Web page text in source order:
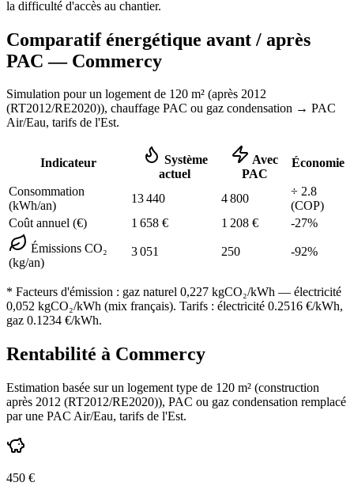
la difficulté d'accès au chantier.
Comparatif énergétique avant / après
PAC — Commercy
Simulation pour un logement de 120 m² (après 2012
(RT2012/RE2020)), chauffage PAC ou gaz condensation → PAC
Air/Eau, tarifs de l'Est.
Indicateur
Système
actuel
Avec
PAC
Économie
Consommation
(kWh/an)
13 440 4 800
÷ 2.8
(COP)
Coût annuel (€)
1 658 € 1 208 € -27%
Émissions CO₂
(kg/an)
3 051 250 -92%
* Facteurs d'émission : gaz naturel 0,227 kgCO₂/kWh — électricité
0,052 kgCO₂/kWh (mix français). Tarifs : électricité 0.2516 €/kWh,
gaz 0.1234 €/kWh.
Rentabilité à Commercy
Estimation basée sur un logement type de 120 m² (construction
après 2012 (RT2012/RE2020)), PAC ou gaz condensation remplacé
par une PAC Air/Eau, tarifs de l'Est.
450 €